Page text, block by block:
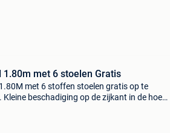
1.80m met 6 stoelen Gratis
met 6 stoffen stoelen gratis op te
Kleine beschadiging op de zijkant in de hoek